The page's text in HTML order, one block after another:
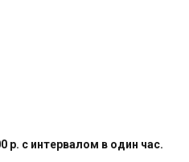
р. с интервалом в один час.